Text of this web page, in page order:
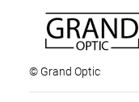
© Grand Optic